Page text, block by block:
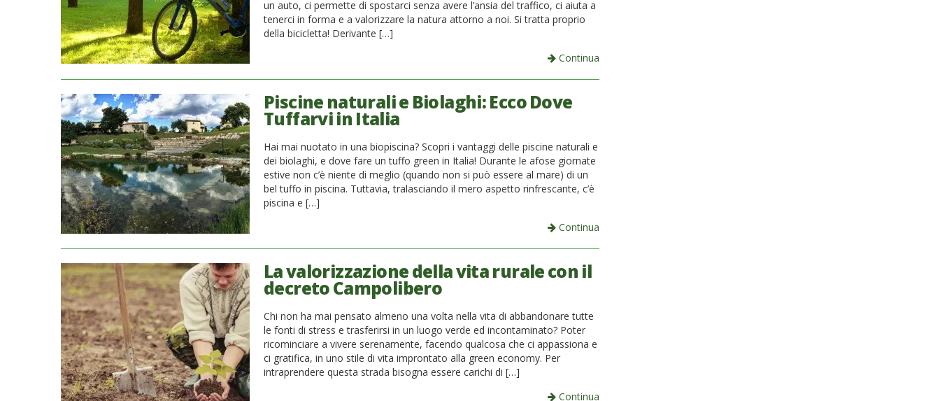
un auto, ci permette di spostarci senza avere l’ansia del traffico, ci aiuta a
tenerci in forma e a valorizzare la natura attorno a noi. Si tratta proprio
della bicicletta! Derivante […]
Continua
Piscine naturali e Biolaghi: Ecco Dove
Tuffarvi in Italia
Hai mai nuotato in una biopiscina? Scopri i vantaggi delle piscine naturali e
dei biolaghi, e dove fare un tuffo green in Italia! Durante le afose giornate
estive non c’è niente di meglio (quando non si può essere al mare) di un
bel tuffo in piscina. Tuttavia, tralasciando il mero aspetto rinfrescante, c’è
piscina e […]
Continua
La valorizzazione della vita rurale con il
decreto Campolibero
Chi non ha mai pensato almeno una volta nella vita di abbandonare tutte
le fonti di stress e trasferirsi in un luogo verde ed incontaminato? Poter
ricominciare a vivere serenamente, facendo qualcosa che ci appassiona e
ci gratifica, in uno stile di vita improntato alla green economy. Per
intraprendere questa strada bisogna essere carichi di […]
Continua